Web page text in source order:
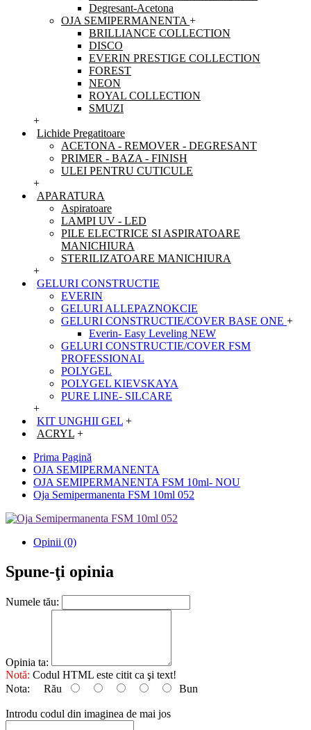
Degresant-Acetona
OJA SEMIPERMANENTA +
BRILLIANCE COLLECTION
DISCO
EVERIN PRESTIGE COLLECTION
FOREST
NEON
ROYAL COLLECTION
SMUZI
+
Lichide Pregatitoare
ACETONA - REMOVER - DEGRESANT
PRIMER - BAZA - FINISH
ULEI PENTRU CUTICULE
+
APARATURA
Aspiratoare
LAMPI UV - LED
PILE ELECTRICE SI ASPIRATOARE
MANICHIURA
STERILIZATOARE MANICHIURA
+
GELURI CONSTRUCTIE
EVERIN
GELURI ALLEPAZNOKCIE
GELURI CONSTRUCTIE/COVER BASE ONE +
Everin- Easy Leveling NEW
GELURI CONSTRUCTIE/COVER FSM
PROFESSIONAL
POLYGEL
POLYGEL KIEVSKAYA
PURE LINE- SILCARE
+
KIT UNGHII GEL +
ACRYL +
Prima Pagină
OJA SEMIPERMANENTA
OJA SEMIPERMANENTA FSM 10ml- NOU
Oja Semipermanenta FSM 10ml 052
Opinii (0)
Spune-ţi opinia
Numele tău:
Opinia ta:
Notă: Codul HTML este citit ca şi text!
Nota: Rău Bun
Introdu codul din imaginea de mai jos